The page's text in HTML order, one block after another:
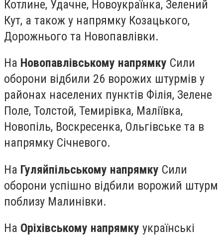
Котлине, Удачне, Новоукраїнка, Зелений
Кут, а також у напрямку Козацького,
Дорожнього та Новопавлівки.
На Новопавлівському напрямку Сили
оборони відбили 26 ворожих штурмів у
районах населених пунктів Філія, Зелене
Поле, Толстой, Темирівка, Маліївка,
Новопіль, Воскресенка, Ольгівське та в
напрямку Січневого.
На Гуляйпільському напрямку Сили
оборони успішно відбили ворожий штурм
поблизу Малинівки.
На Оріхівському напрямку українські